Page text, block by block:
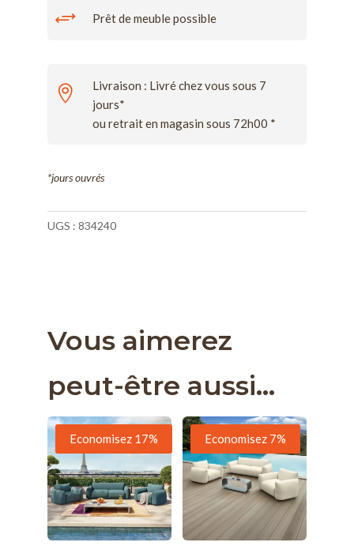
+ Prêt de meuble possible

Livraison : Livré chez vous sous 7
jours*
ou retrait en magasin sous 72h00 *
*jours ouvrés
UGS : 834240
Vous aimerez
peut-être aussi…
Economisez 17% Economisez 7%